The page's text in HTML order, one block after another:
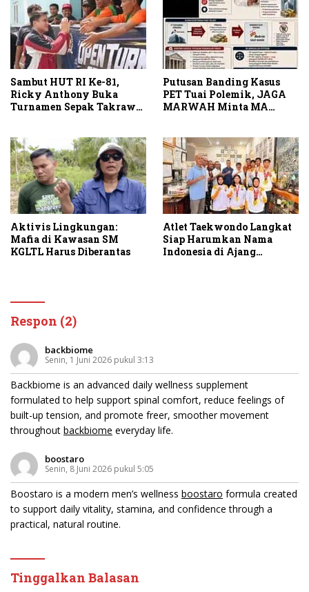
Sambut HUT RI Ke-81,
Ricky Anthony Buka
Turnamen Sepak Takraw
Putusan Banding Kasus
PET Tuai Polemik, JAGA
MARWAH Minta MA
Aktivis Lingkungan:
Mafia di Kawasan SM
KGLTL Harus Diberantas
Atlet Taekwondo Langkat
Siap Harumkan Nama
Indonesia di Ajang
Respon (2)
backbiome
Senin, 1 Juni 2026 pukul 3:13
Backbiome is an advanced daily wellness supplement
formulated to help support spinal comfort, reduce feelings of
built-up tension, and promote freer, smoother movement
throughout backbiome everyday life.
boostaro
Senin, 8 Juni 2026 pukul 5:05
Boostaro is a modern men’s wellness boostaro formula created
to support daily vitality, stamina, and confidence through a
practical, natural routine.
Tinggalkan Balasan